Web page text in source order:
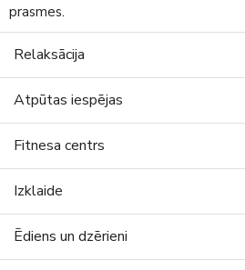
prasmes.
Relaksācija
Atpūtas iespējas
Fitnesa centrs
Izklaide
Ēdiens un dzērieni